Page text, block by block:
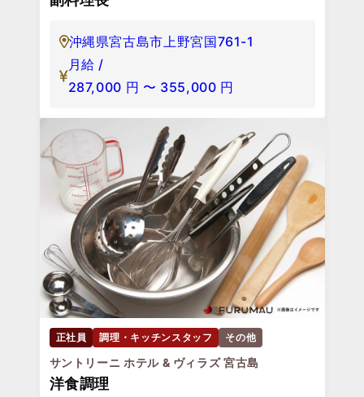
沖縄県宮古島市上野宮国761-1
月給 /
287,000 円 〜 355,000 円
正社員 調理・キッチンスタッフ その他
サントリーニ ホテル & ヴィラズ 宮古島
洋食調理